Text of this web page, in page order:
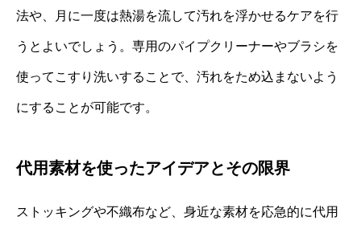
法や、月に一度は熱湯を流して汚れを浮かせるケアを行
うとよいでしょう。専用のパイプクリーナーやブラシを
使ってこすり洗いすることで、汚れをため込まないよう
にすることが可能です。
代用素材を使ったアイデアとその限界
ストッキングや不織布など、身近な素材を応急的に代用